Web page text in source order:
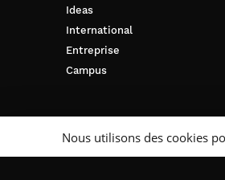
Ideas
International
Entreprise
Campus
Nous utilisons des cookies